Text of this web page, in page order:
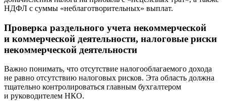
НДФЛ с суммы «неблаготворительных» выплат.
Проверка раздельного учета некоммерческой
и коммерческой деятельности, налоговые риски
некоммерческой деятельности
Важно понимать, что отсутствие налогооблагаемого дохода
не равно отсутствию налоговых рисков. Эта область должна
тщательно контролироваться главным бухгалтером
и руководителем НКО.